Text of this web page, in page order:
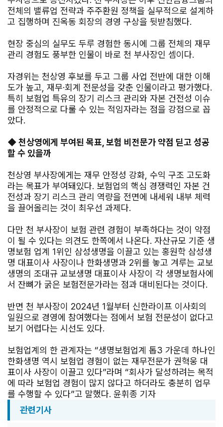
전체의 밸류업 전략과 주주환원 정책을 실무적으로 설계하
고 집행하며 진옥동 회장의 경영 구상을 뒷받침했다.
현장 중심의 실무도 두루 경험한 동시에 그룹 전체의 재무
관리 경험도 풍부한 인물이 바로 천 부사장인 셈이다.
자경위는 천상영 후보를 두고 그룹 사업 전반에 대한 이해
도가 높고, 재무·회계 전문성을 갖춘 인물이라고 평가했다.
특히 보험업 특유의 장기 리스크 관리와 자본 건전성 이슈
를 안정적으로 다룰 수 있는 적임자라는 점을 강점으로 꼽
았다.
◆ 천상영에게 부여된 목표, 보험 비전문가 약점 딛고 성공
할 수 있을까
천상영 부사장에게는 재무 안정성 강화, 수익 구조 고도화
라는 목표가 부여돼있다. 보험업의 핵심 경쟁력인 자본 건
전성과 장기 리스크 관리 역량을 전면에 내세워 내부 체력
을 끌어올리는 것이 최우선 과제다.
다만 천 부사장이 보험 관련 경험이 부족하다는 것이 약점
이 될 수 있다는 의견도 한쪽에서 나온다. 자산규모 기준 생
명보험 업계 1위인 삼성생명을 이끌고 있는 홍원학 삼성생
명 대표이사 사장이나 한화생명과 2위를 놓고 겨루는 교보
생명의 조대규 교보생명 대표이사 사장이 각 생명보험사에
서 잔뼈가 굵은 보험전문가라는 점과 대비된다는 것이다.
반면 천 부사장이 2024년 1월부터 신한라이프 이사회의
일원으로 경영에 참여했다는 점에서 보험 전문성이 없다고
보기 어렵다는 시선도 있다.
보험업계의 한 관계자는 “생명보험업계 톱3 가운데 하나인
한화생명 역시 보험업 경험이 없는 재무전문가 권혁웅 대
표이사 사장이 이끌고 있다”라며 “회사가 달성하려는 목적
에 따라 보험업 경험이 많지 않다고 하더라도 충분히 업무
를 수행할 수 있다”고 말했다. 윤휘종 기자
관련기사